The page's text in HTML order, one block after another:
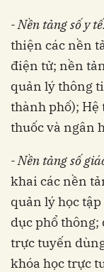
- Nền tảng số y
thiện các nền
điện tử; nền
quản lý thông
thành phố); Hệ
thuốc và ngân
- Nền tảng số
khai các nền
quản lý học
dục phổ thông;
trực tuyến
khóa học trực